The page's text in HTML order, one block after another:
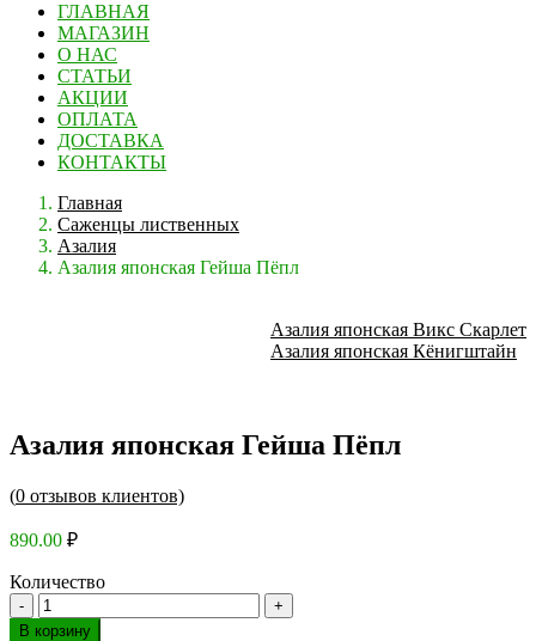
ГЛАВНАЯ
МАГАЗИН
О НАС
СТАТЬИ
АКЦИИ
ОПЛАТА
ДОСТАВКА
КОНТАКТЫ
Главная
Саженцы лиственных
Азалия
Азалия японская Гейша Пёпл
Азалия японская Викс Скарлет
Азалия японская Кёнигштайн
Азалия японская Гейша Пёпл
(0 отзывов клиентов)
890.00 ₽
Количество
В корзину